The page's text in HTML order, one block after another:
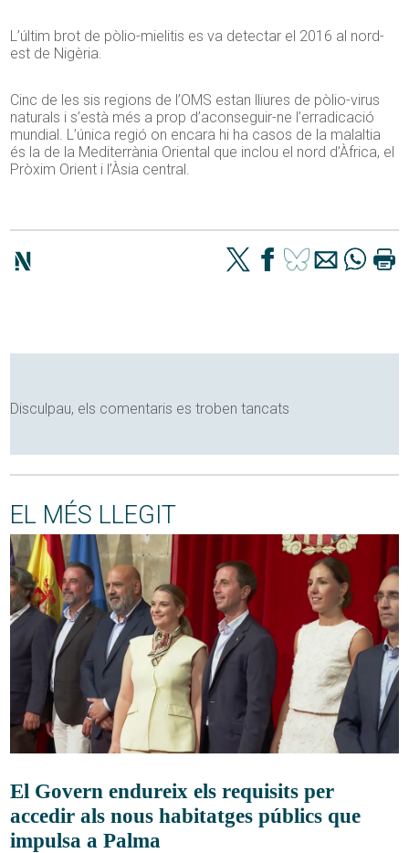
L’últim brot de pòlio-mielitis es va detectar el 2016 al nord-
est de Nigèria.
Cinc de les sis regions de l’OMS estan lliures de pòlio-virus
naturals i s’està més a prop d’aconseguir-ne l’erradicació
mundial. L’única regió on encara hi ha casos de la malaltia
és la de la Mediterrània Oriental que inclou el nord d’Àfrica, el
Pròxim Orient i l’Àsia central.
Disculpau, els comentaris es troben tancats
EL MÉS LLEGIT
El Govern endureix els requisits per
accedir als nous habitatges públics que
impulsa a Palma